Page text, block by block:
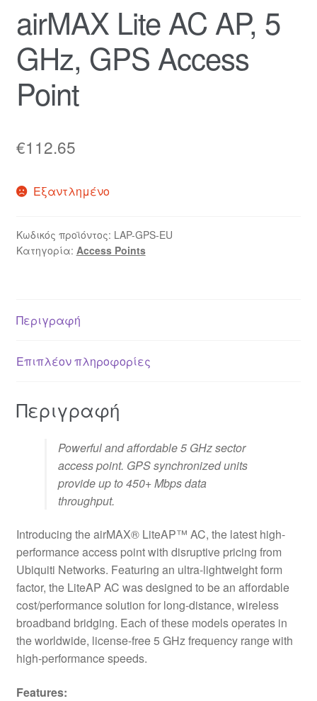
airMAX Lite AC AP, 5
GHz, GPS Access
Point
€112.65
Εξαντλημένο
Κωδικός προϊόντος: LAP-GPS-EU
Κατηγορία: Access Points
Περιγραφή
Επιπλέον πληροφορίες
Περιγραφή
Powerful and affordable 5 GHz sector
access point. GPS synchronized units
provide up to 450+ Mbps data
throughput.
Introducing the airMAX® LiteAP™ AC, the latest high-
performance access point with disruptive pricing from
Ubiquiti Networks. Featuring an ultra-lightweight form
factor, the LiteAP AC was designed to be an affordable
cost/performance solution for long-distance, wireless
broadband bridging. Each of these models operates in
the worldwide, license-free 5 GHz frequency range with
high-performance speeds.
Features: